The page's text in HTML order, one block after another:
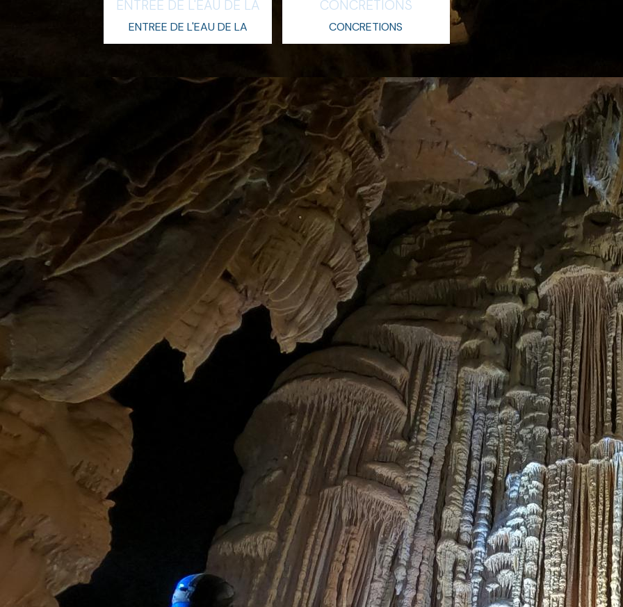
ENTREE DE L'EAU DE LA
ENTREE DE L'EAU DE LA
CONCRETIONS
CONCRETIONS